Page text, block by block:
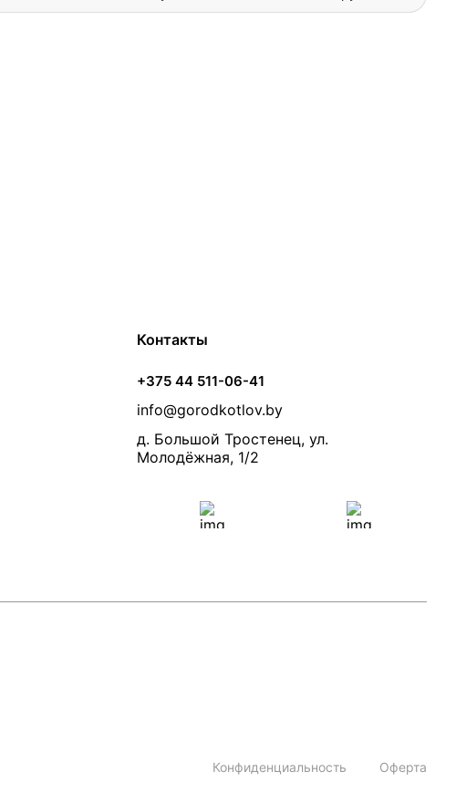
Контакты
+375 44 511-06-41
info@gorodkotlov.by
д. Большой Тростенец, ул.
Молодёжная, 1/2
Конфиденциальность Оферта